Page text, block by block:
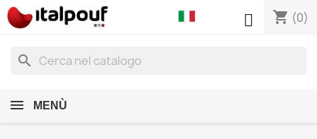
shopping_cart (0)

search
MENÙ